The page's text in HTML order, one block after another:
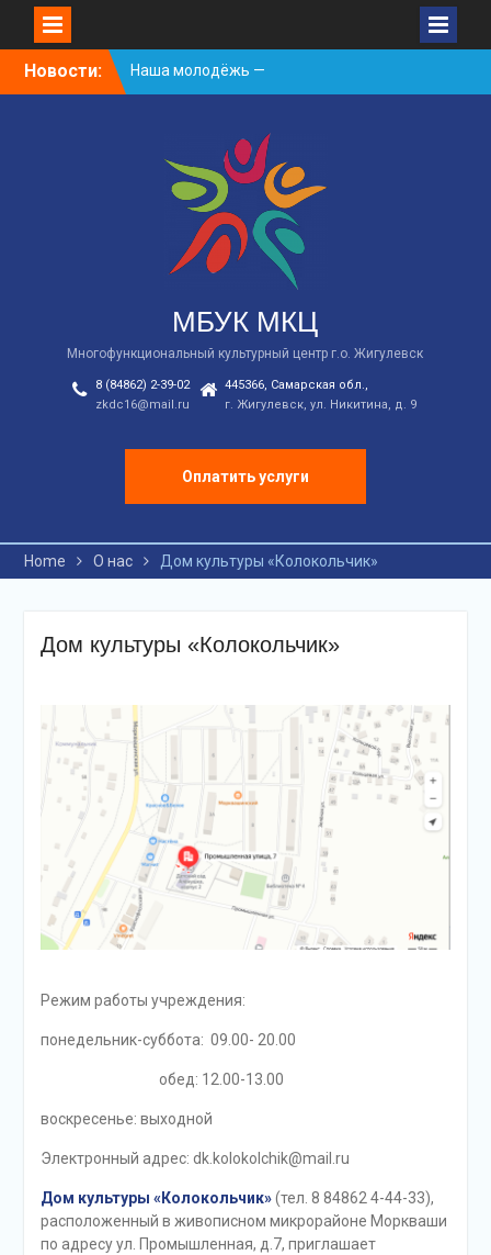
SkipНовости:
Наша молодёжь —
гордость Жигулёвска!
Встречаем новый
творческий сезон
2026/2027 в КДЦ!
МБУК МКЦ
Многофункциональный культурный центр г.о. Жигулевск
8 (84862) 2-39-02
zkdc16@mail.ru
445366, Самарская обл.,
г. Жигулевск, ул. Никитина, д. 9
Оплатить услуги
Home О нас Дом культуры «Колокольчик»
Дом культуры «Колокольчик»
Режим работы учреждения:
понедельник-суббота: 09.00- 20.00
обед: 12.00-13.00
воскресенье: выходной
Электронный адрес: dk.kolokolchik@mail.ru
Дом культуры «Колокольчик»(тел. 8 84862 4-44-33),
расположенный в живописном микрорайоне Моркваши
по адресу ул. Промышленная, д.7, приглашает